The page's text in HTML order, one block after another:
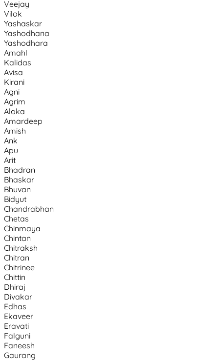
Veejay
Vilok
Yashaskar
Yashodhana
Yashodhara
Amahl
Kalidas
Avisa
Kirani
Agni
Agrim
Aloka
Amardeep
Amish
Ank
Apu
Arit
Bhadran
Bhaskar
Bhuvan
Bidyut
Chandrabhan
Chetas
Chinmaya
Chintan
Chitraksh
Chitran
Chitrinee
Chittin
Dhiraj
Divakar
Edhas
Ekaveer
Eravati
Falguni
Faneesh
Gaurang